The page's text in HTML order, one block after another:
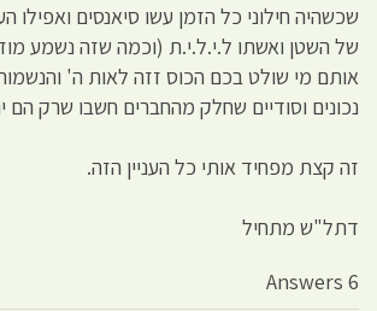
שכשהיה חילוני כל הזמן עשו סיאנסים ואפילו
של השטן ואשתו ל.י.ל.י.ת (וכמה שזה נשמע
אותם מי שולט בכם הכוס זזה לאות ה'
נכונים וסודיים שחלק מהחברים חשבו שרק הם
זה קצת מפחיד אותי כל העניין הזה.
דתל"ש מתחיל
6 Answers